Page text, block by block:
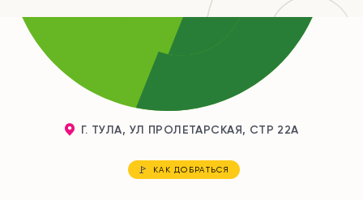
Г. ТУЛА, УЛ ПРОЛЕТАРСКАЯ, СТР 22А
КАК ДОБРАТЬСЯ